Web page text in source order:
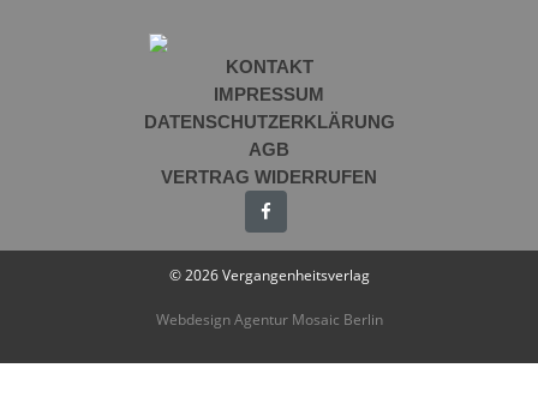
KONTAKT
IMPRESSUM
DATENSCHUTZERKLÄRUNG
AGB
VERTRAG WIDERRUFEN
© 2026 Vergangenheitsverlag
Webdesign Agentur Mosaic Berlin